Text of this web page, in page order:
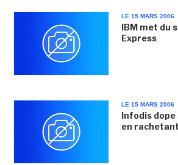
LE 15 MARS 2006
IBM met du
Express
LE 15 MARS 2006
Infodis dope
en